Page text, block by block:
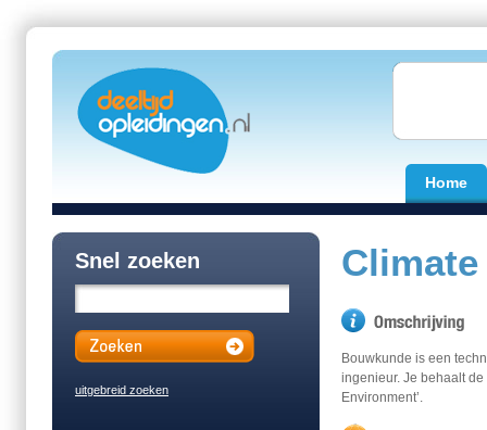
Home
Snel zoeken
uitgebreid zoeken
Bouwkunde is een
ingenieur. Je behaalt
Environment’.